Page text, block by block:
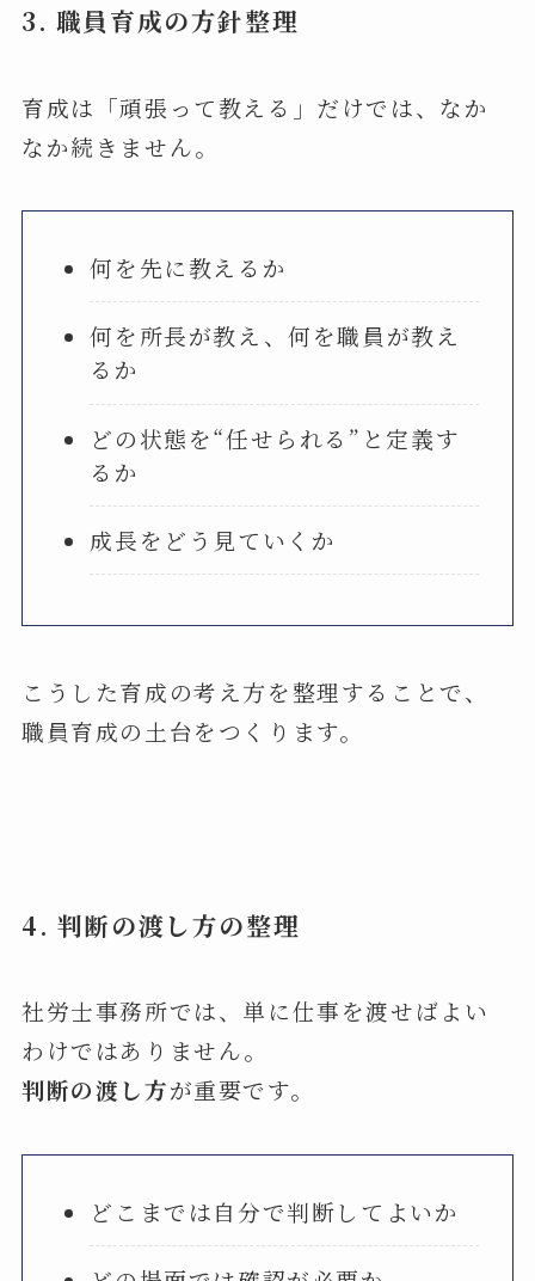
3. 職員育成の方針整理
育成は「頑張って教える」だけでは、なか
なか続きません。
何を先に教えるか
何を所長が教え、何を職員が教え
るか
どの状態を“任せられる”と定義す
るか
成長をどう見ていくか
こうした育成の考え方を整理することで、
職員育成の土台をつくります。
4. 判断の渡し方の整理
社労士事務所では、単に仕事を渡せばよい
わけではありません。
判断の渡し方が重要です。
どこまでは自分で判断してよいか